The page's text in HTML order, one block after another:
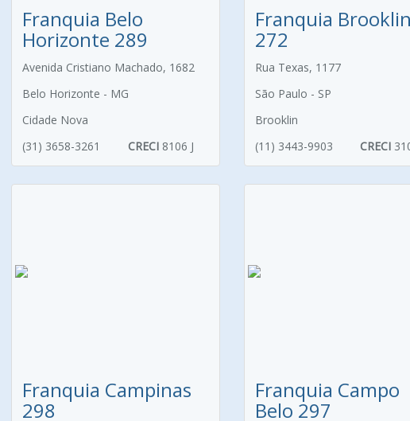
Franquia Belo
Horizonte 289
Avenida Cristiano Machado, 1682
Belo Horizonte - MG
Cidade Nova
(31) 3658-3261
CRECI 8106 J
Franquia
272
Rua Texas, 1177
São Paulo - SP
Brooklin
(11) 3443-9903
CRECI
Franquia Campinas
298
Franquia Campo
Belo 297